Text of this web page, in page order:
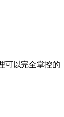
可以完全掌控的